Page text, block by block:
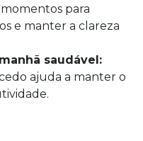
momentos para
e manter a clareza
saudável:
ajuda a manter o